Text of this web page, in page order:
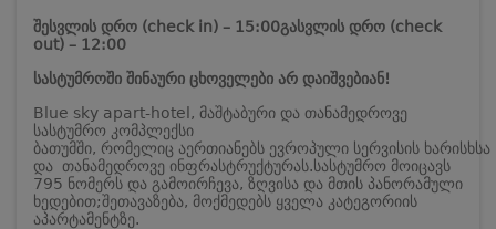
შესვლის დრო (check in) – 15:00გასვლის დრო (check
out) – 12:00
სასტუმროში შინაური ცხოველები არ დაიშვებიან!
Blue sky apart-hotel, მაშტაბური და თანამედროვე
სასტუმრო კომპლექსი
ბათუმში, რომელიც აერთიანებს ევროპული სერვისის ხარისხსა
და თანამედროვე ინფრასტრუქტურას.სასტუმრო მოიცავს
795 ნომერს და გამოირჩევა, ზღვისა და მთის პანორამული
ხედებით;შეთავაზება, მოქმედებს ყველა კატეგორიის
აპარტამენტზე.